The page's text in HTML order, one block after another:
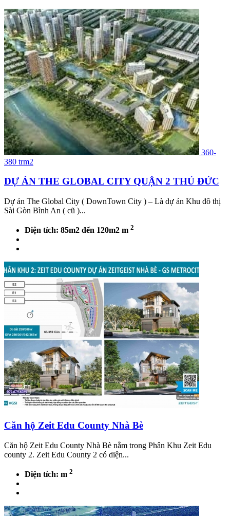
360-
380 trm2
DỰ ÁN THE GLOBAL CITY QUẬN 2 THỦ ĐỨC
Dự án The Global City ( DownTown City ) – Là dự án Khu đô thị
Sài Gòn Bình An ( cũ )...
Diện tích: 85m2 đến 120m2 m 2
Căn hộ Zeit Edu County Nhà Bè
Căn hộ Zeit Edu County Nhà Bè nằm trong Phân Khu Zeit Edu
county 2. Zeit Edu County 2 có diện...
Diện tích: m 2